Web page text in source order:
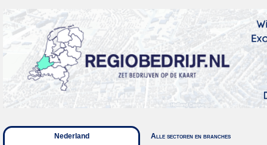
Nederland
Alle sectoren en branches